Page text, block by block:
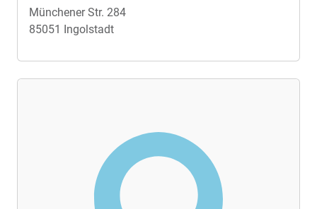
Münchener Str. 284
85051 Ingolstadt